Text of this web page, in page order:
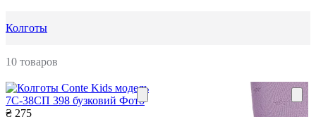
Колготы
10 товаров
₴ 275